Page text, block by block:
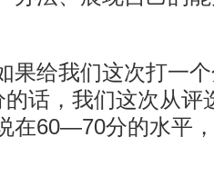
给我们这次打一个
话，我们这次从评
在60—70分的水平